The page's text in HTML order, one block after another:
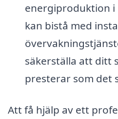
energiproduktion
kan bistå med
säkerställa att ditt
presterar som det
Att få hjälp av ett